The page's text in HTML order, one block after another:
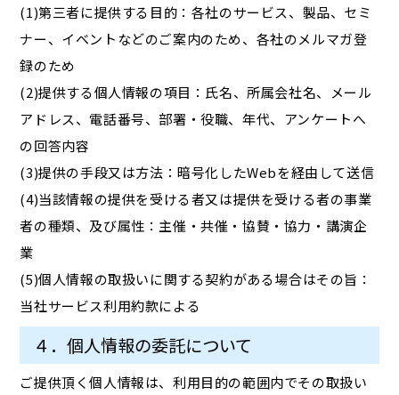
(1)第三者に提供する目的：各社のサービス、製品、セミ
ナー、イベントなどのご案内のため、各社のメルマガ登
録のため
(2)提供する個人情報の項目：氏名、所属会社名、メール
アドレス、電話番号、部署・役職、年代、アンケートへ
の回答内容
(3)提供の手段又は方法：暗号化したWebを経由して送信
(4)当該情報の提供を受ける者又は提供を受ける者の事業
者の種類、及び属性：主催・共催・協賛・協力・講演企
業
(5)個人情報の取扱いに関する契約がある場合はその旨：
当社サービス利用約款による
４．個人情報の委託について
ご提供頂く個人情報は、利用目的の範囲内でその取扱い